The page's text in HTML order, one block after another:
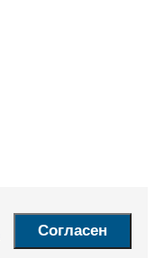
Согласен